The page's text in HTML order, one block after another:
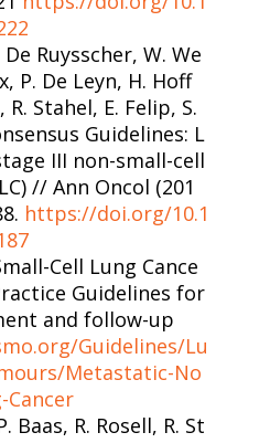
Ruysscher, W. We
P. De Leyn, H. Hoff
Stahel, E. Felip, S.
Guidelines: L
III non-small-cell
// Ann Oncol (201
https://doi.org/10.1
Cell Lung Cance
Guidelines for
and follow-up
Guidelines/Lu
Metastatic-No
Cancer
Baas, R. Rosell, R. St